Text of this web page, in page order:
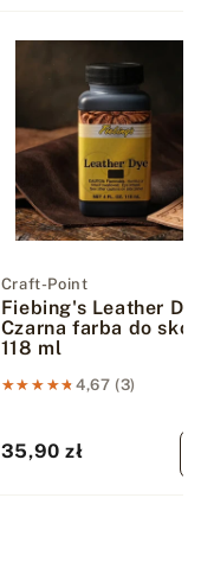
Dostawca:
Craft-Point
Fiebing's Leather
Czarna farba do
118 ml
★★★★★
★★★★★4,67 (3)
Cena regularna
35,90 zł